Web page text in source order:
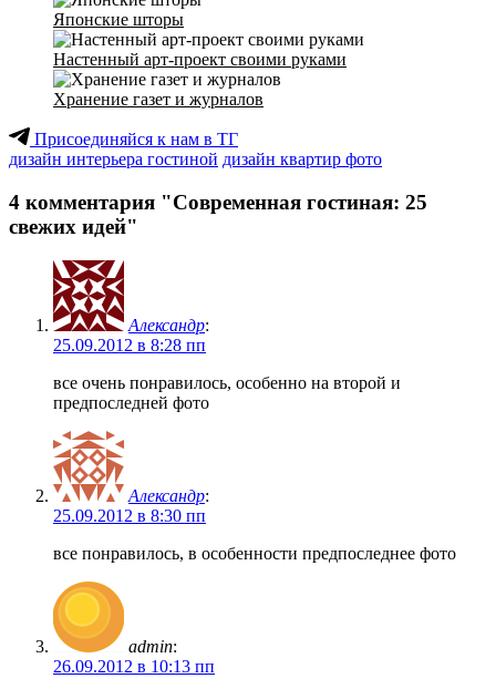
Японские шторы
Настенный арт-проект своими руками
Хранение газет и журналов
Присоединяйся к нам в ТГ
дизайн интерьера гостиной дизайн квартир фото
4 комментария "Современная гостиная: 25
свежих идей"
Александр:
25.09.2012 в 8:28 пп
все очень понравилось, особенно на второй и
предпоследней фото
Александр:
25.09.2012 в 8:30 пп
все понравилось, в особенности предпоследнее фото
admin:
26.09.2012 в 10:13 пп